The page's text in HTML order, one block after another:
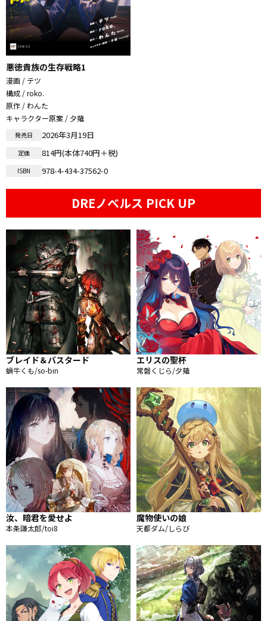
悪徳貴族の生存戦略1
漫画 / テツ
構成 / roko.
原作 / わんた
キャラクター原案 / 夕薙
発売日 2026年3月19日
定価 814円(本体740円＋税)
ISBN 978-4-434-37562-0
DREノベルス PICK UP
ブレイド＆バスタード
蝸牛くも/so-bin
エリスの聖杯
常磐くじら/夕薙
汝、暗君を愛せよ
本条謙太郎/toi8
魔物使いの娘
天都ダム/しらび